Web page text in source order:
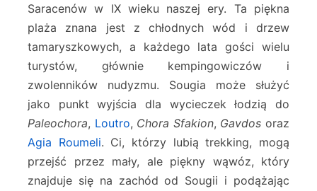
Saracenów w IX wieku naszej ery. Ta piękna
plaża znana jest z chłodnych wód i drzew
tamaryszkowych, a każdego lata gości wielu
turystów, głównie kempingowiczów i
zwolenników nudyzmu. Sougia może służyć
jako punkt wyjścia dla wycieczek łodzią do
Paleochora, Loutro, Chora Sfakion, Gavdos oraz
Agia Roumeli. Ci, którzy lubią trekking, mogą
przejść przez mały, ale piękny wąwóz, który
znajduje się na zachód od Sougii i podążając